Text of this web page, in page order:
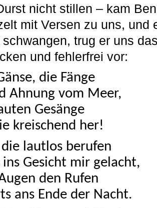
nicht stillen – kam
mit Versen zu uns, und
trug er uns
und fehlerfrei vor:
die Fänge
Ahnung vom Meer,
Gesänge
kreischend her!
lautlos berufen
Gesicht mir gelacht,
den Rufen
ans Ende der Nacht.